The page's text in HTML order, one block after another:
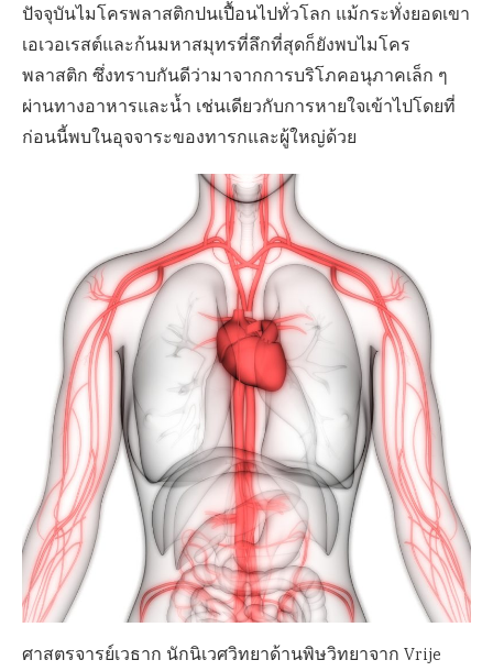
ปัจจุบันไมโครพลาสติกปนเปื้อนไปทั่วโลก แม้กระทั่งยอดเขา
เอเวอเรสต์และก้นมหาสมุทรที่ลึกที่สุดก็ยังพบไมโคร
พลาสติก ซึ่งทราบกันดีว่ามาจากการบริโภคอนุภาคเล็ก ๆ
ผ่านทางอาหารและน้ำ เช่นเดียวกับการหายใจเข้าไปโดยที่
ก่อนนี้พบในอุจจาระของทารกและผู้ใหญ่ด้วย
ศาสตรจารย์เวธาก นักนิเวศวิทยาด้านพิษวิทยาจาก Vrije